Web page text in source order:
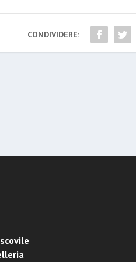
CONDIVIDERE: